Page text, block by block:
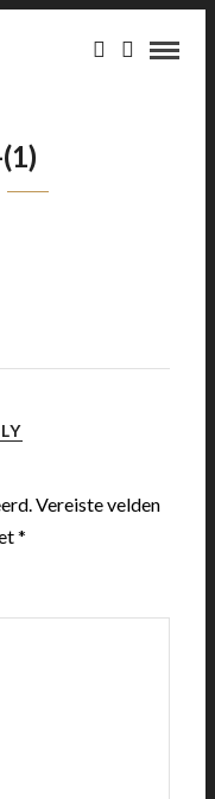
Vereiste velden
*